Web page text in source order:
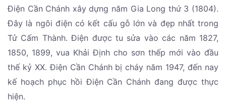
Điện Cần Chánh xây dựng năm Gia Long thứ 3 (1804).
Đây là ngôi điện có kết cấu gỗ lớn và đẹp nhất trong
Tử Cấm Thành. Điện được tu sửa vào các năm 1827,
1850, 1899, vua Khải Định cho sơn thếp mới vào đầu
thế kỷ XX. Điện Cần Chánh bị cháy năm 1947, đến nay
kế hoạch phục hồi Điện Cần Chánh đang được thực
hiện.